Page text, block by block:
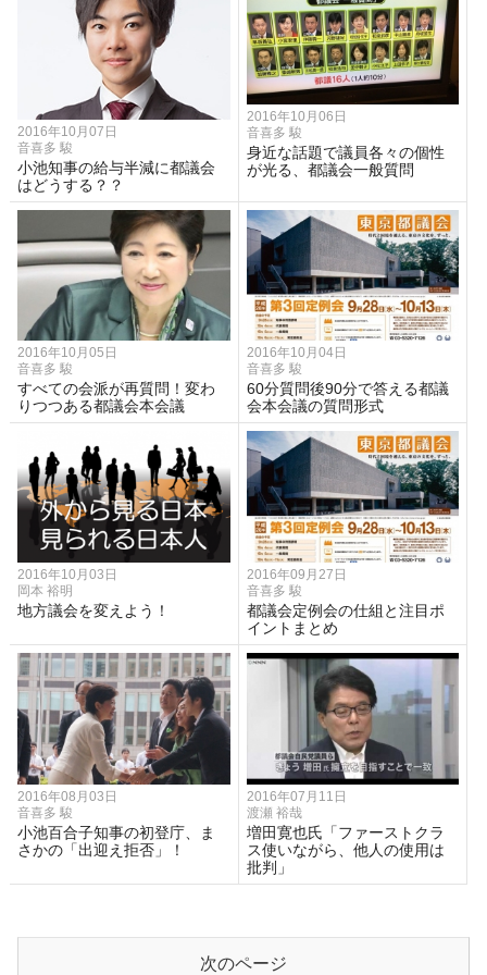
2016年10月07日
音喜多 駿
小池知事の給与半減に都議会
はどうする？？
2016年10月06日
音喜多 駿
身近な話題で議員各々の個性
が光る、都議会一般質問
2016年10月05日
音喜多 駿
すべての会派が再質問！変わ
りつつある都議会本会議
2016年10月04日
音喜多 駿
60分質問後90分で答える都議
会本会議の質問形式
2016年10月03日
岡本 裕明
地方議会を変えよう！
2016年09月27日
音喜多 駿
都議会定例会の仕組と注目ポ
イントまとめ
2016年08月03日
音喜多 駿
小池百合子知事の初登庁、ま
さかの「出迎え拒否」！
2016年07月11日
渡瀬 裕哉
増田寛也氏「ファーストクラ
ス使いながら、他人の使用は
批判」
次のページ